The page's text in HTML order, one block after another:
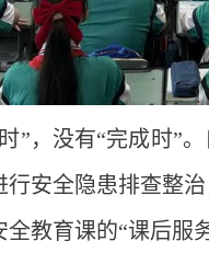
”，没有“完成时”
行安全隐患排查整
教育课的“课后服